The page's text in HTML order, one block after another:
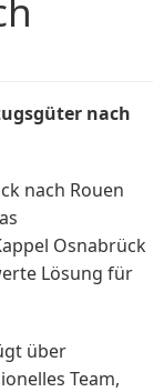
nach
nach Rouen
Osnabrück
Lösung für
über
Team,